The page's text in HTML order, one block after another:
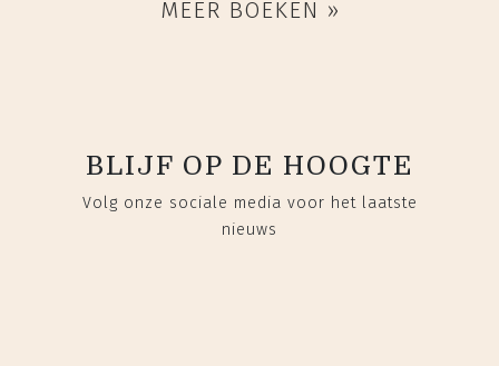
MEER BOEKEN »
BLIJF OP DE HOOGTE
Volg onze sociale media voor het laatste
nieuws